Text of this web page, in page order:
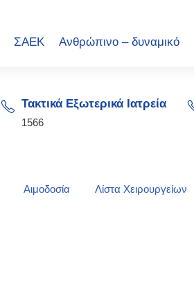
ΣΑΕΚ Ανθρώπινο – δυναμικό
Τακτικά Εξωτερικά Ιατρεία
1566
Αιμοδοσία Λίστα Χειρουργείων